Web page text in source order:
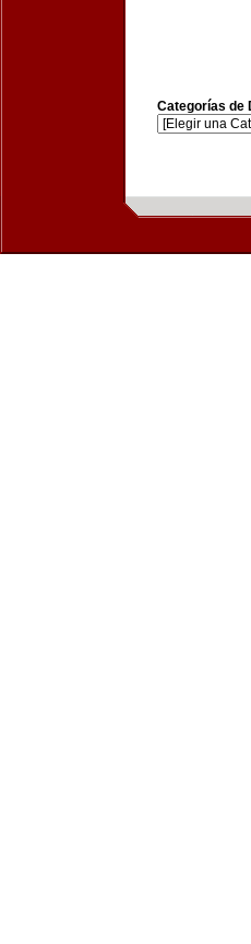
Categorías de